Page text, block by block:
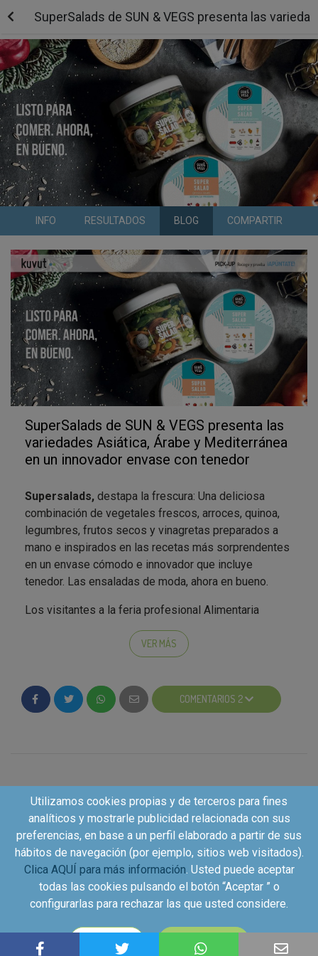
SuperSalads de SUN & VEGS presenta las
INFO RESULTADOS BLOG COMPARTIR
SuperSalads de SUN & VEGS presenta las
variedades Asiática, Árabe y Mediterránea
en un innovador envase con tenedor
Supersalads, destapa la frescura: Una deliciosa
combinación de vegetales frescos, arroces, quinoa,
legumbres, frutos secos y vinagretas preparados a
mano e inspirados en las recetas más sorprendentes
en un envase cómodo e innovador que incluye
tenedor. Las ensaladas de moda, ahora en bueno.
Los visitantes a la feria profesional Alimentaria
gracias a Kuvut-box , la nueva forma de distribución
de muestras y productos a temperatura ambiente,
consignas inteligentes llegará en mayo a las
estaciones de metro de Barcelona y Madrid al alcance
VER MÁS
COMENTARIOS 2
Copyright©2026 - Kuvut - All rights reserved, Calle Iriarte
Utilizamos cookies propias y de terceros para fines
analíticos y mostrarle publicidad relacionada con sus
preferencias, en base a un perfil elaborado a partir de sus
hábitos de navegación (por ejemplo, sitios web visitados).
Clica AQUÍ para más información. Usted puede aceptar
todas las cookies pulsando el botón “Aceptar ” o
configurarlas para rechazar las que usted considere.
CONFIGURAR ACEPTAR